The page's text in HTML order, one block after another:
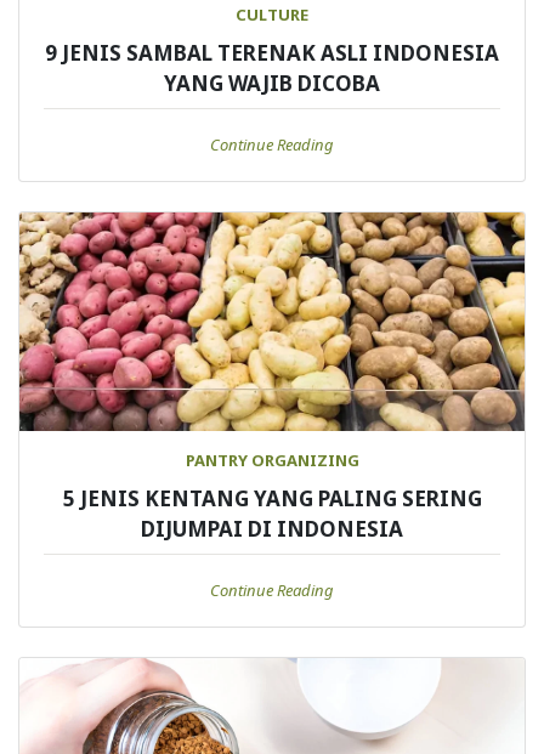
CULTURE
9 JENIS SAMBAL TERENAK ASLI INDONESIA
YANG WAJIB DICOBA
Continue Reading
PANTRY ORGANIZING
5 JENIS KENTANG YANG PALING SERING
DIJUMPAI DI INDONESIA
Continue Reading